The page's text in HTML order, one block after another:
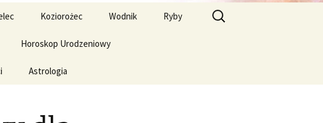
Koziorożec Wodnik Ryby
Horoskop Urodzeniowy
Astrologia
Szukaj: